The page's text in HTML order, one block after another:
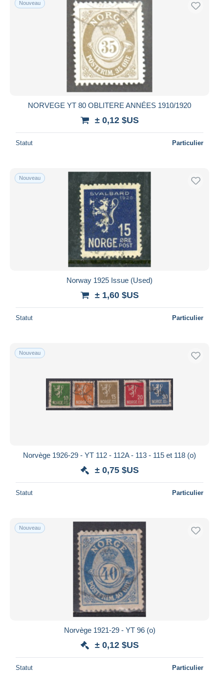
Uniquement en réduction
Livraison gratuite
Méthodes de paiement
PayPal
Virement bancaire
Mastercard
Bancontact
Tout désélectionner
Monde entier
Appliquer
Nouveau
NORVEGE YT 80 OBLITERE ANNÉES 1910/1920
± 0,12 $US
Statut Particulier
Nouveau
Norway 1925 Issue (Used)
± 1,60 $US
Statut Particulier
Nouveau
Norvège 1926-29 - YT 112 - 112A - 113 - 115 et 118 (o)
± 0,75 $US
Statut Particulier
Nouveau
Norvège 1921-29 - YT 96 (o)
± 0,12 $US
Statut Particulier